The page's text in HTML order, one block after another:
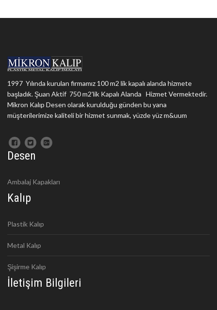
1997 Yılında kurulan firmamız 100 m2 lik kapalı alanda hizmete
başladık. Şuan Aktif 750 m2'lik Kapalı Alanda Hizmet Vermektedir.
Mikron Kalıp Desen olarak kurulduğu günden bu yana
müşterilerimize kaliteli bir hizmet sunmak, yüzde yüz m&uum
Desen
Ambalaj Kapakları
Kalıp
Plastik Kalıp
Metal Kalıp
Şişirme Kalıp
İletişim Bilgileri